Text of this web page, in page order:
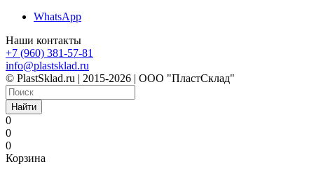
WhatsApp
Наши контакты
+7 (960) 381-57-81
info@plastsklad.ru
© PlastSklad.ru | 2015-2026 | ООО "ПластСклад"
Найти
0
0
0
Корзина